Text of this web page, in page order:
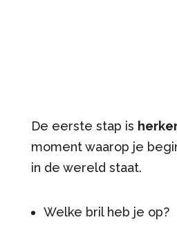
De eerste stap is
moment waarop je
in de wereld staat.
Welke bril heb je op?